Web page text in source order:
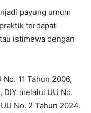
payung umum
terdapat
istimewa dengan
11 Tahun 2006,
DIY melalui UU No.
No. 2 Tahun 2024.